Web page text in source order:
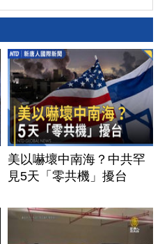
美以嚇壞中南海？中共罕
見5天「零共機」擾台